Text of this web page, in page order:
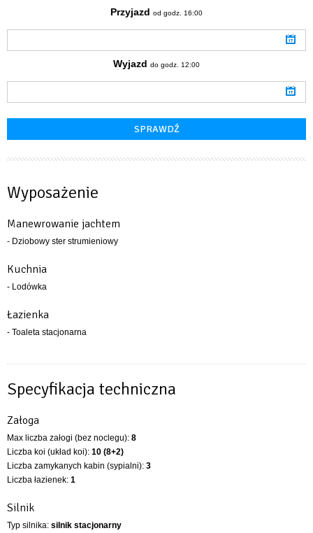
Przyjazd od godz. 16:00
Wyjazd do godz. 12:00
Wyposażenie
Manewrowanie jachtem
- Dziobowy ster strumieniowy
Kuchnia
- Lodówka
Łazienka
- Toaleta stacjonarna
Specyfikacja techniczna
Załoga
Max liczba załogi (bez noclegu): 8
Liczba koi (układ koi): 10 (8+2)
Liczba zamykanych kabin (sypialni): 3
Liczba łazienek: 1
Silnik
Typ silnika: silnik stacjonarny